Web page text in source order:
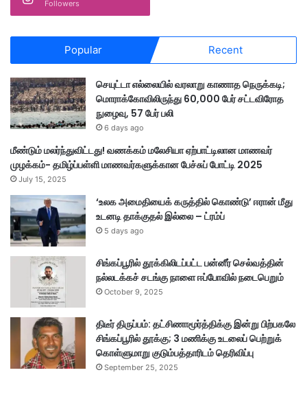
Followers
Popular Recent
செயுட்டா எல்லையில் வரலாறு காணாத நெருக்கடி;
மொராக்கோவிலிருந்து 60,000 பேர் சட்டவிரோத
நுழைவு, 57 பேர் பலி
6 days ago
மீண்டும் மலர்ந்துவிட்டது! வணக்கம் மலேசியா ஏற்பாட்டிலான மாணவர்
முழக்கம்- தமிழ்ப்பள்ளி மாணவர்களுக்கான பேச்சுப் போட்டி 2025
July 15, 2025
‘உலக அமைதியைக் கருத்தில் கொண்டு’ ஈரான் மீது
உடனடி தாக்குதல் இல்லை – ட்ரம்ப்
5 days ago
சிங்கப்பூரில் தூக்கிலிடப்பட்ட பன்னீர் செல்வத்தின்
நல்லடக்கச் சடங்கு நாளை ஈப்போவில் நடைபெறும்
October 9, 2025
திடீர் திருப்பம்: தட்சிணாமூர்த்திக்கு இன்று பிற்பகலே
சிங்கப்பூரில் தூக்கு; 3 மணிக்கு உடலைப் பெற்றுக்
கொள்ளுமாறு குடும்பத்தாரிடம் தெரிவிப்பு
September 25, 2025